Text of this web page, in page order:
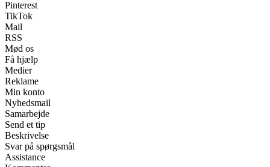
Pinterest
TikTok
Mail
RSS
Mød os
Få hjælp
Medier
Reklame
Min konto
Nyhedsmail
Samarbejde
Send et tip
Beskrivelse
Svar på spørgsmål
Assistance